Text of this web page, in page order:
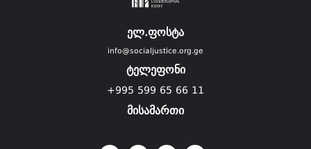
ელ.ფოსტა
info@socialjustice.org.ge
ტელეფონი
+995 599 65 66 11
მისამართი